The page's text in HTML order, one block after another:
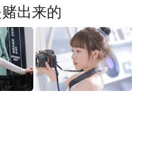
出来的